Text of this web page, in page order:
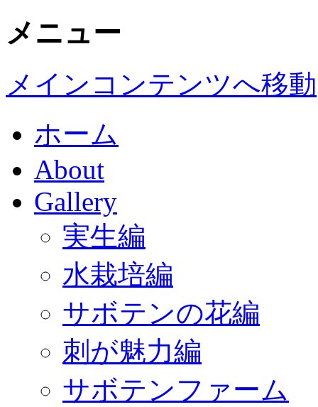
メニュー
メインコンテンツへ移動
ホーム
About
Gallery
実生編
水栽培編
サボテンの花編
刺が魅力編
サボテンファーム